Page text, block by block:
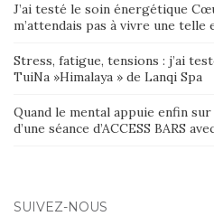
J’ai testé le soin énergétique
m’attendais pas à vivre une telle
Stress, fatigue, tensions : j’ai
TuiNa »Himalaya » de Lanqi Spa
Quand le mental appuie enfin
d’une séance d’ACCESS BARS
SUIVEZ-NOUS